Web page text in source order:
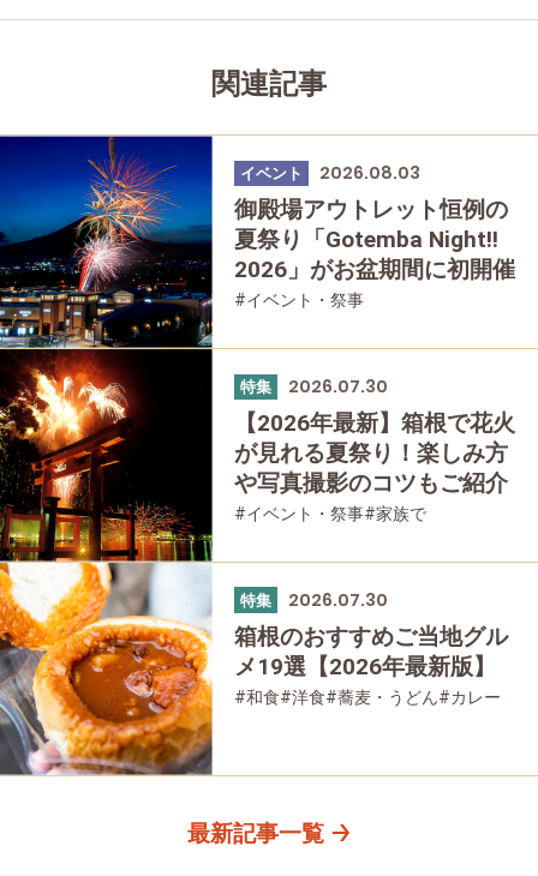
関連記事
イベント 2026.08.03
御殿場アウトレット恒例の
夏祭り「Gotemba Night!!
2026」がお盆期間に初開催
#イベント・祭事
特集 2026.07.30
【2026年最新】箱根で花火
が見れる夏祭り！楽しみ方
や写真撮影のコツもご紹介
#イベント・祭事#家族で
特集 2026.07.30
箱根のおすすめご当地グル
メ19選【2026年最新版】
#和食#洋食#蕎麦・うどん#カレー
最新記事一覧